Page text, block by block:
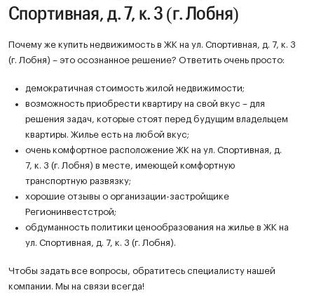
Спортивная, д. 7, к. 3 (г. Лобня)
Почему же купить недвижимость в ЖК на ул. Спортивная, д. 7, к. 3
(г. Лобня) – это осознанное решение? Ответить очень просто:
демократичная стоимость жилой недвижимости;
возможность приобрести квартиру на свой вкус – для
решения задач, которые стоят перед будущим владельцем
квартиры. Жилье есть на любой вкус;
очень комфортное расположение ЖК на ул. Спортивная, д.
7, к. 3 (г. Лобня) в месте, имеющей комфортную
транспортную развязку;
хорошие отзывы о организации-застройщике
Регионинвестстрой;
обдуманность политики ценообразования на жилье в ЖК на
ул. Спортивная, д. 7, к. 3 (г. Лобня).
Чтобы задать все вопросы, обратитесь специалисту нашей
компании. Мы на связи всегда!